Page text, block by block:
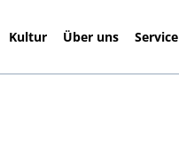
Kultur Über uns Service